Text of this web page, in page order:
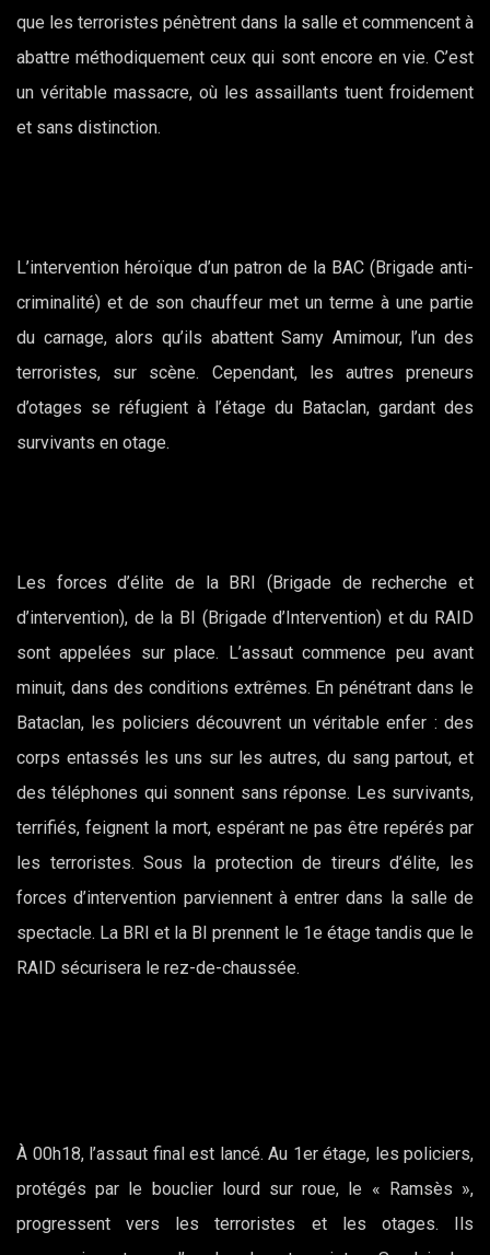
que les terroristes pénètrent dans la salle et commencent à
abattre méthodiquement ceux qui sont encore en vie. C’est
un véritable massacre, où les assaillants tuent froidement
et sans distinction.
L’intervention héroïque d’un patron de la BAC (Brigade anti-
criminalité) et de son chauffeur met un terme à une partie
du carnage, alors qu’ils abattent Samy Amimour, l’un des
terroristes, sur scène. Cependant, les autres preneurs
d’otages se réfugient à l’étage du Bataclan, gardant des
survivants en otage.
Les forces d’élite de la BRI (Brigade de recherche et
d’intervention), de la BI (Brigade d’Intervention) et du RAID
sont appelées sur place. L’assaut commence peu avant
minuit, dans des conditions extrêmes. En pénétrant dans le
Bataclan, les policiers découvrent un véritable enfer : des
corps entassés les uns sur les autres, du sang partout, et
des téléphones qui sonnent sans réponse. Les survivants,
terrifiés, feignent la mort, espérant ne pas être repérés par
les terroristes. Sous la protection de tireurs d’élite, les
forces d’intervention parviennent à entrer dans la salle de
spectacle. La BRI et la BI prennent le 1e étage tandis que le
RAID sécurisera le rez-de-chaussée.
À 00h18, l’assaut final est lancé. Au 1er étage, les policiers,
protégés par le bouclier lourd sur roue, le « Ramsès »,
progressent vers les terroristes et les otages. Ils